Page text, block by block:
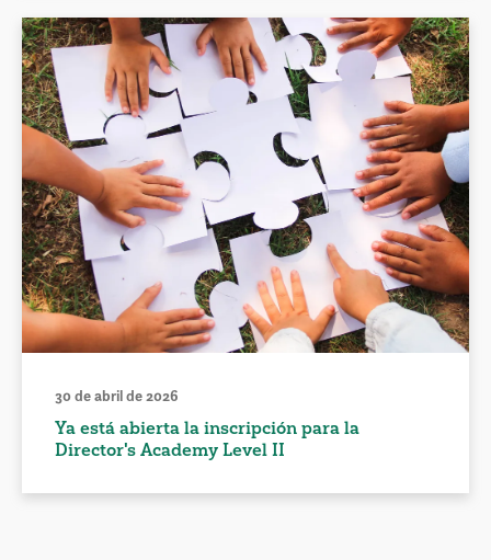
30 de abril de 2026
Ya está abierta la inscripción para la
Director's Academy Level II